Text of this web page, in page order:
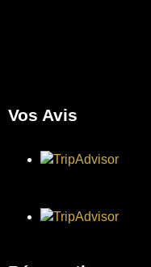
Vos Avis